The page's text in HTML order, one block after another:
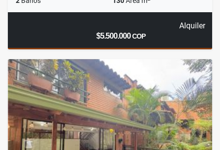
Alquiler
$5.500.000COP